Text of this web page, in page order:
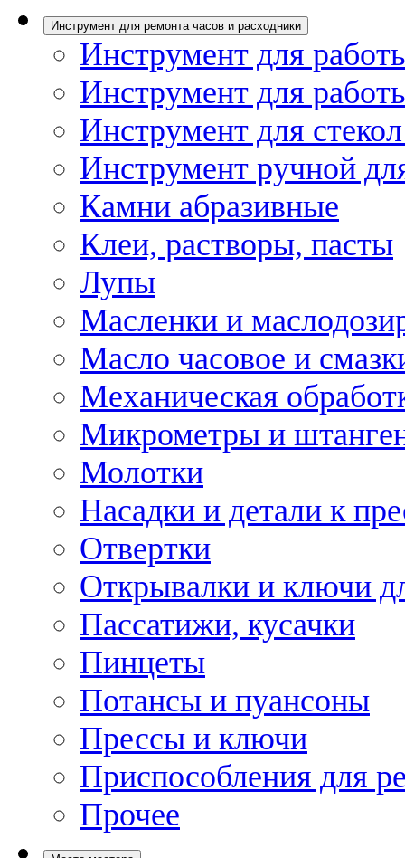
Инструмент для ремонта часов и расходники
Инструмент для
Инструмент для
Инструмент для
Инструмент ручной
Камни абразивные
Клеи, растворы, пасты
Лупы
Масленки и
Масло часовое и
Механическая
Микрометры и
Молотки
Насадки и детали к
Отвертки
Открывалки и ключи
Пассатижи, кусачки
Пинцеты
Потансы и пуансоны
Прессы и ключи
Приспособления для
Прочее